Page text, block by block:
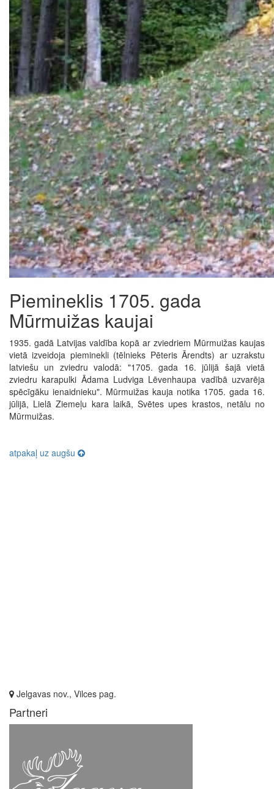
Piemineklis 1705. gada
Mūrmuižas kaujai
1935. gadā Latvijas valdība kopā ar zviedriem Mūrmuižas kaujas
vietā izveidoja pieminekli (tēlnieks Pēteris Ārendts) ar uzrakstu
latviešu un zviedru valodā: "1705. gada 16. jūlijā šajā vietā
zviedru karapulki Ādama Ludviga Lēvenhaupa vadībā uzvarēja
spēcīgāku ienaidnieku". Mūrmuižas kauja notika 1705. gada 16.
jūlijā, Lielā Ziemeļu kara laikā, Svētes upes krastos, netālu no
Mūrmuižas.
atpakaļ uz augšu
Jelgavas nov., Vilces pag.
Partneri